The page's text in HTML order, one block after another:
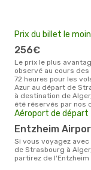
Prix du billet le
256€
Le prix le plus avantageux
observé au cours
72 heures pour les
Azur au départ de
à destination de
été réservés par nos
Aéroport de départ
Entzheim
Si vous voyagez avec Aigle Azur
de Strasbourg à
partirez de l'Entzheim